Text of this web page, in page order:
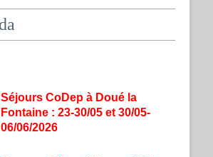
Séjours CoDep à Doué la
Fontaine : 23-30/05 et 30/05-
06/06/2026